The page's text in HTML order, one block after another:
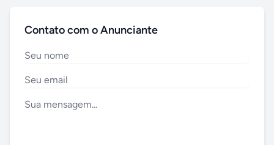
Contato com o Anunciante